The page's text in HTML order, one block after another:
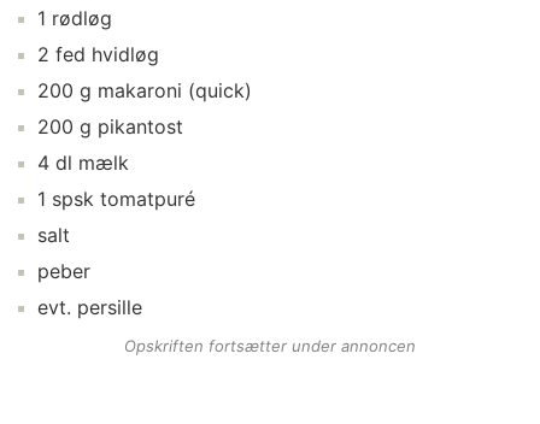
1 rødløg
2 fed hvidløg
200 g makaroni (quick)
200 g pikantost
4 dl mælk
1 spsk tomatpuré
salt
peber
evt. persille
Opskriften fortsætter under annoncen